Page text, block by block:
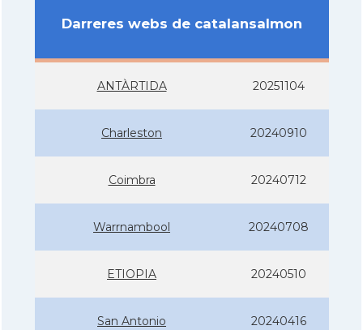
Darreres webs de catalansalmon
ANTÀRTIDA 20251104
Charleston 20240910
Coimbra 20240712
Warrnambool 20240708
ETIOPIA 20240510
San Antonio 20240416